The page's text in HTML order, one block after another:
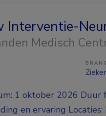
Interventie-
Medisch
1 oktober 2026 Duur
en ervaring